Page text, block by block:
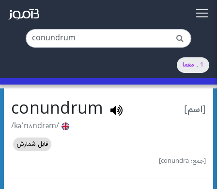
1 . معما
[اسم] conundrum
/kəˈnʌndrəm/
قابل شمارش
[جمع: conundra]